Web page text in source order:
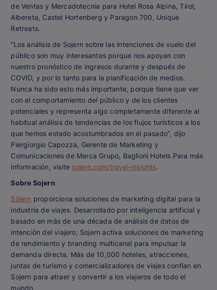
de Ventas y Mercadotecnia para Hotel Rosa Alpina, Tirol,
Albereta, Castel Hortenberg y Paragon 700, Unique
Retreats.
“Los análisis de Sojern sobre las intenciones de vuelo del
público son muy interesantes porque nos apoyan con
nuestro pronóstico de ingresos durante y después de
COVID, y por lo tanto para la planificación de medios.
Nunca ha sido esto más importante, porque tiene que ver
con el comportamiento del público y de los clientes
potenciales y representa algo completamente diferente al
habitual análisis de tendencias de los flujos turísticos a los
que hemos estado acostumbrados en el pasado”, dijo
Piergiorgio Capozza, Gerente de Marketing y
Comunicaciones de Marca Grupo, Baglioni Hotels.Para más
información, visite sojern.com/travel-insights.
Sobre Sojern
Söjern proporciona soluciones de marketing digital para la
industria de viajes. Desarrollado por inteligencia artificial y
basado en más de una década de análisis de datos de
intención del viajero, Sojern activa soluciones de marketing
de rendimiento y branding multicanal para impulsar la
demanda directa. Más de 10,000 hoteles, atracciones,
juntas de turismo y comercializadores de viajes confían en
Sojern para atraer y convertir a los viajeros de todo el
mundo.